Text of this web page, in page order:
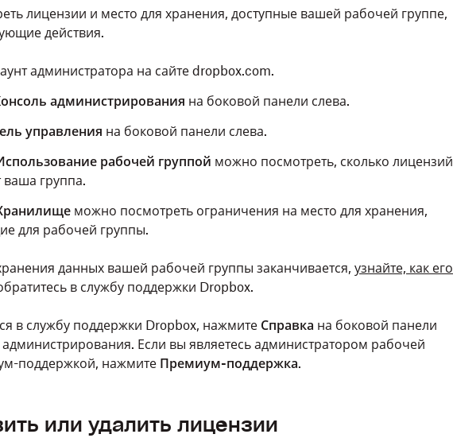
лицензии и место для хранения, доступные вашей рабочей группе,
действия.
администратора на сайте dropbox.com.
администрирования на боковой панели слева.
управления на боковой панели слева.
рабочей группой можно посмотреть, сколько лицензий
ваша группа.
можно посмотреть ограничения на место для хранения,
для рабочей группы.
данных вашей рабочей группы заканчивается, узнайте, как его
в службу поддержки Dropbox.
в службу поддержки Dropbox, нажмите Справка на боковой панели
администрирования. Если вы являетесь администратором рабочей
поддержкой, нажмите Премиум-поддержка.
или удалить лицензии